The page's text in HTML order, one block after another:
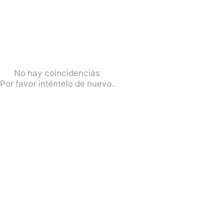
No hay coincidencias
Por favor inténtelo de nuevo.